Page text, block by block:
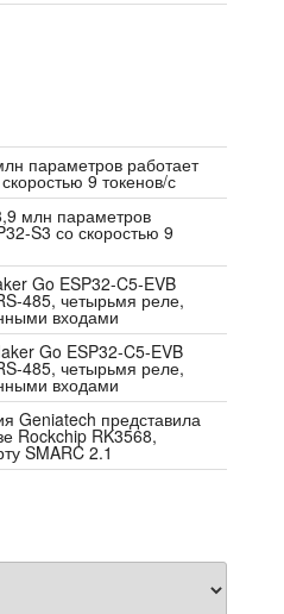
параметров работает
9 токенов/с
млн параметров
S3 со скоростью 9
Go ESP32-C5-EVB
485, четырьмя реле,
входами
Go ESP32-C5-EVB
485, четырьмя реле,
входами
Geniatech представила
Rockchip RK3568,
SMARC 2.1